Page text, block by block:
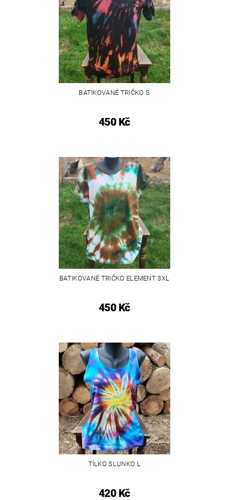
BATIKOVANÉ TRIČKO S
450 Kč
BATIKOVANÉ TRIČKO ELEMENT 3XL
450 Kč
TÍLKO SLUNKO L
420 Kč